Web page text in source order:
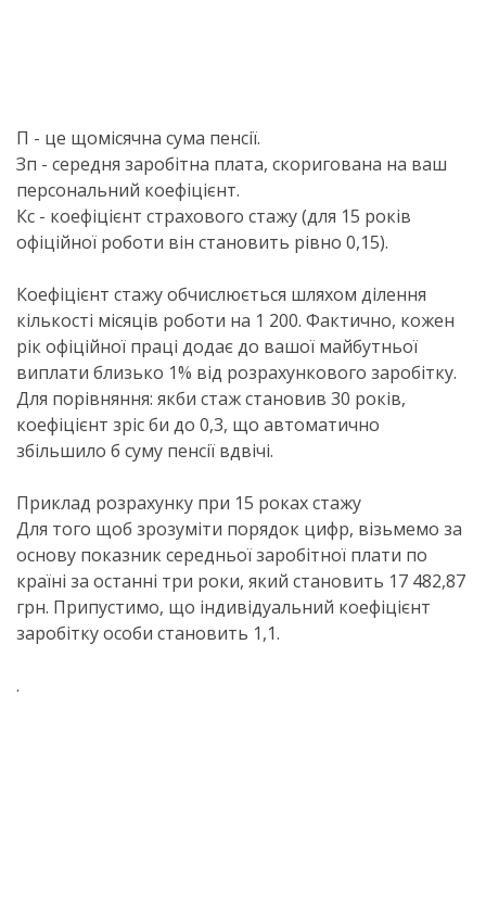
П - це щомісячна сума пенсії.
Зп - середня заробітна плата, скоригована на ваш
персональний коефіцієнт.
Кс - коефіцієнт страхового стажу (для 15 років
офіційної роботи він становить рівно 0,15).
Коефіцієнт стажу обчислюється шляхом ділення
кількості місяців роботи на 1 200. Фактично, кожен
рік офіційної праці додає до вашої майбутньої
виплати близько 1% від розрахункового заробітку.
Для порівняння: якби стаж становив 30 років,
коефіцієнт зріс би до 0,3, що автоматично
збільшило б суму пенсії вдвічі.
Приклад розрахунку при 15 роках стажу
Для того щоб зрозуміти порядок цифр, візьмемо за
основу показник середньої заробітної плати по
країні за останні три роки, який становить 17 482,87
грн. Припустимо, що індивідуальний коефіцієнт
заробітку особи становить 1,1.
.